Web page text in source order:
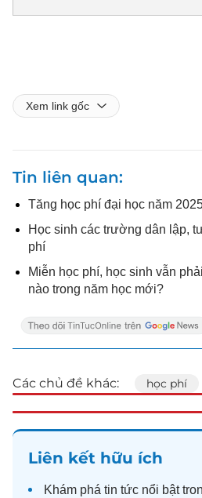
Xem link gốc
Tin liên quan
Tăng học phí đại học năm
Học sinh các trường dân lập,
phí
Miễn học phí, học sinh vẫn
nào trong năm học mới?
Các chủ đề khác: học phí
Liên kết hữu ích
Khám phá tin tức nổi bật